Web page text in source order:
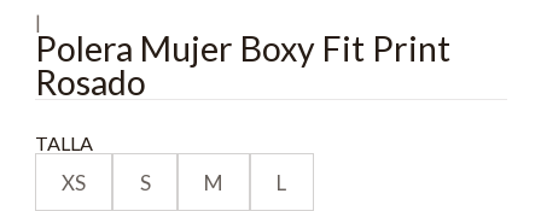
|
Polera Mujer Boxy Fit Print
Rosado
TALLA
XS S M L